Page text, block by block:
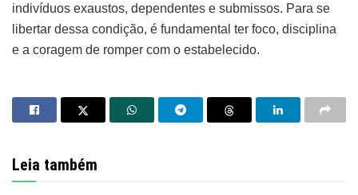
indivíduos exaustos, dependentes e submissos. Para se
libertar dessa condição, é fundamental ter foco, disciplina
e a coragem de romper com o estabelecido.
Leia também